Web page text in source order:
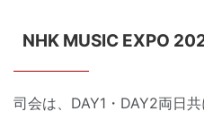
NHK MUSIC EXPO
司会は、DAY1・DAY2両日